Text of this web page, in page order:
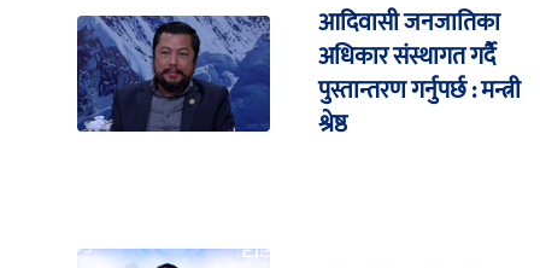
आदिवासी जनजातिका
अधिकार संस्थागत गर्दै
पुस्तान्तरण गर्नुपर्छ : मन्त्री
श्रेष्ठ